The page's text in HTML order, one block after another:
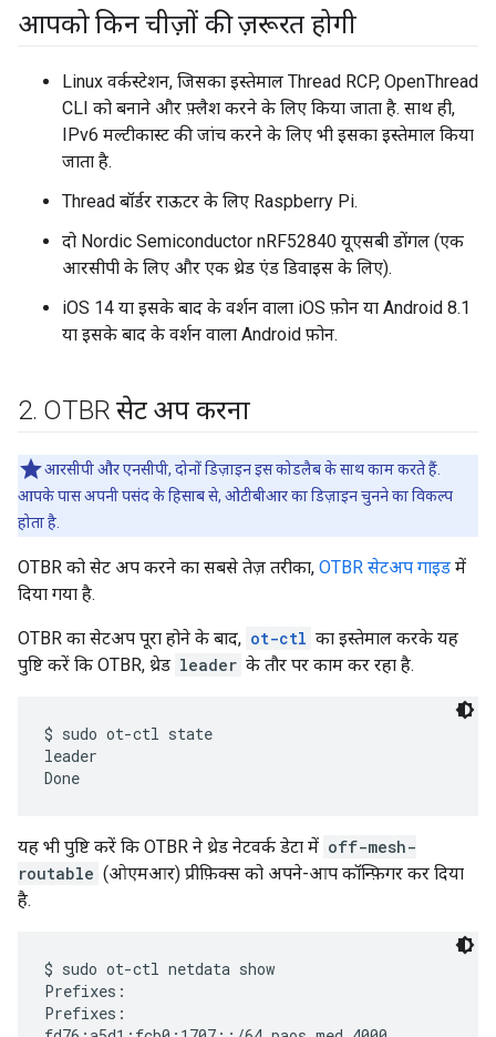
आपको किन चीज़ों की ज़रूरत होगी
Linux वर्कस्टेशन, जिसका इस्तेमाल Thread RCP, OpenThread
CLI को बनाने और फ़्लैश करने के लिए किया जाता है. साथ ही,
IPv6 मल्टीकास्ट की जांच करने के लिए भी इसका इस्तेमाल किया
जाता है.
Thread बॉर्डर राऊटर के लिए Raspberry Pi.
दो Nordic Semiconductor nRF52840 यूएसबी डोंगल (एक
आरसीपी के लिए और एक थ्रेड एंड डिवाइस के लिए).
iOS 14 या इसके बाद के वर्शन वाला iOS फ़ोन या Android 8.1
या इसके बाद के वर्शन वाला Android फ़ोन.
2. OTBR सेट अप करना
आरसीपी और एनसीपी, दोनों डिज़ाइन इस कोडलैब के साथ काम करते हैं.
आपके पास अपनी पसंद के हिसाब से, ओटीबीआर का डिज़ाइन चुनने का विकल्प
होता है.
OTBR को सेट अप करने का सबसे तेज़ तरीका, OTBR सेटअप गाइड में
दिया गया है.
OTBR का सेटअप पूरा होने के बाद, ot-ctl का इस्तेमाल करके यह
पुष्टि करें कि OTBR, थ्रेड leader के तौर पर काम कर रहा है.
$ sudo ot-ctl state
leader
यह भी पुष्टि करें कि OTBR ने थ्रेड नेटवर्क डेटा में off-mesh-
routable (ओएमआर) प्रीफ़िक्स को अपने-आप कॉन्फ़िगर कर दिया
है.
$ sudo ot-ctl netdata show
Prefixes:
Prefixes: